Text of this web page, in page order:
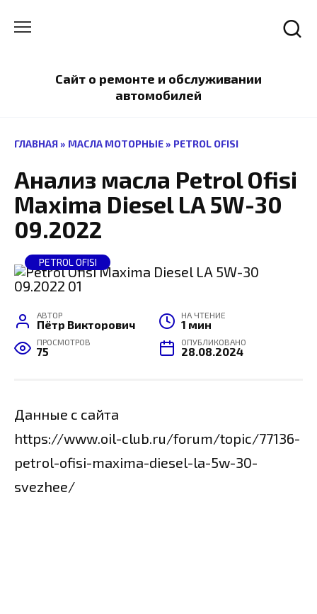
содержанию
Сайт о ремонте и обслуживании
автомобилей
ГЛАВНАЯ » МАСЛА МОТОРНЫЕ » PETROL OFISI
Анализ масла Petrol Ofisi
Maxima Diesel LA 5W-30
09.2022
PETROL OFISI
АВТОР
Пётр Викторович
НА ЧТЕНИЕ
1 мин
ПРОСМОТРОВ
75
ОПУБЛИКОВАНО
28.08.2024
Данные с сайта
https://www.oil-club.ru/forum/topic/77136-
petrol-ofisi-maxima-diesel-la-5w-30-
svezhee/